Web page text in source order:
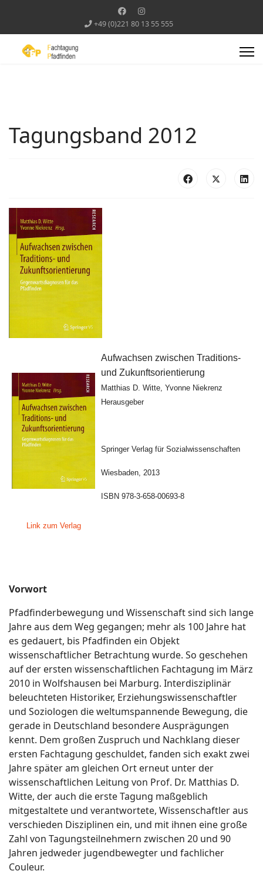
+49 (0)221 80 13 55 555
Tagungsband 2012
Aufwachsen zwischen Traditions-
und Zukunftsorientierung
Matthias D. Witte, Yvonne Niekrenz
Herausgeber
Springer Verlag für Sozialwissenschaften
Wiesbaden, 2013
ISBN 978-3-658-00693-8
Link zum Verlag
Vorwort
Pfadfinderbewegung und Wissenschaft sind sich lange
Jahre aus dem Weg gegangen; mehr als 100 Jahre hat
es gedauert, bis Pfadfinden ein Objekt
wissenschaftlicher Betrachtung wurde. So geschehen
auf der ersten wissenschaftlichen Fachtagung im März
2010 in Wolfshausen bei Marburg. Interdisziplinär
beleuchteten Historiker, Erziehungswissenschaftler
und Soziologen die weltumspannende Bewegung, die
gerade in Deutschland besondere Ausprägungen
kennt. Dem großen Zuspruch und Nachklang dieser
ersten Fachtagung geschuldet, fanden sich exakt zwei
Jahre später am gleichen Ort erneut unter der
wissenschaftlichen Leitung von Prof. Dr. Matthias D.
Witte, der auch die erste Tagung maßgeblich
mitgestaltete und verantwortete, Wissenschaftler aus
verschieden Disziplinen ein, und mit ihnen eine große
Zahl von Tagungsteilnehmern zwischen 20 und 90
Jahren jedweder jugendbewegter und fachlicher
Couleur.